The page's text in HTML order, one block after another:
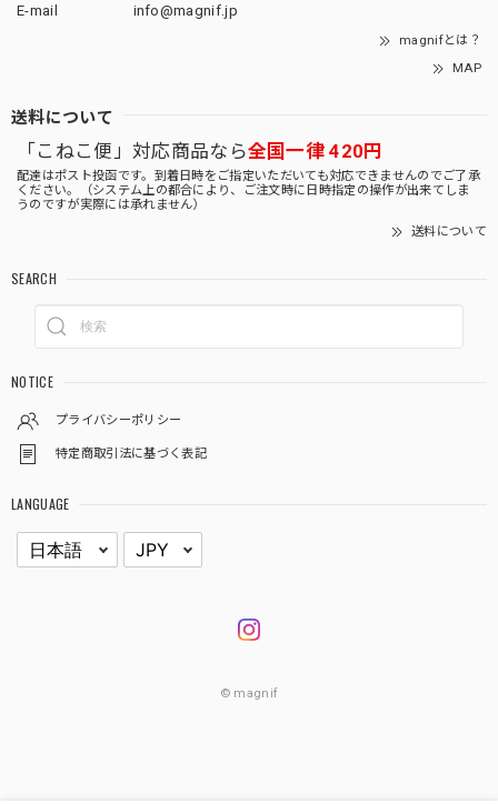
E-mail
info@magnif.jp
magnifとは？
MAP
送料について
「こねこ便」対応商品なら全国一律 420円
配達はポスト投函です。到着日時をご指定いただいても対応できませんのでご了承
ください。（システム上の都合により、ご注文時に日時指定の操作が出来てしま
うのですが実際には承れません）
送料について
SEARCH
NOTICE
プライバシーポリシー
特定商取引法に基づく表記
LANGUAGE
© magnif